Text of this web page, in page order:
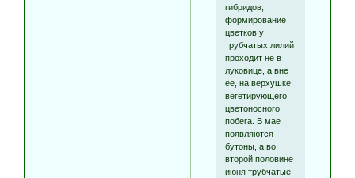
гибридов,
формирование
цветков у
трубчатых лилий
проходит не в
луковице, а вне
ее, на верхушке
вегетирующего
цветоносного
побега. В мае
появляются
бутоны, а во
второй половине
июня трубчатые